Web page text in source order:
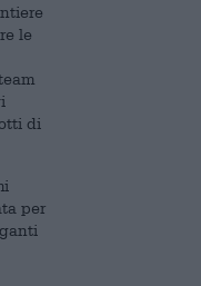
le
di
per